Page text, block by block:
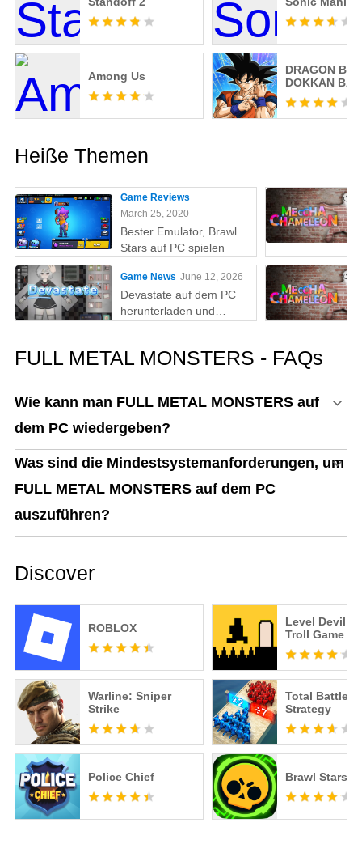
Among Us
DRAGON
DOKKAN
Heiße Themen
Game Reviews
March 25, 2020
Bester Emulator, Brawl
Stars auf PC spielen
Game News June 12, 2026
Devastate auf dem PC
herunterladen und
Play
FULL METAL MONSTERS - FAQs
Wie kann man FULL METAL MONSTERS auf
dem PC wiedergeben?
Was sind die Mindestsystemanforderungen, um
FULL METAL MONSTERS auf dem PC
auszuführen?
Discover
ROBLOX
Level Devil -
Troll Game
Warline: Sniper
Strike
Total Battle:
Strategy
Police Chief Brawl Stars